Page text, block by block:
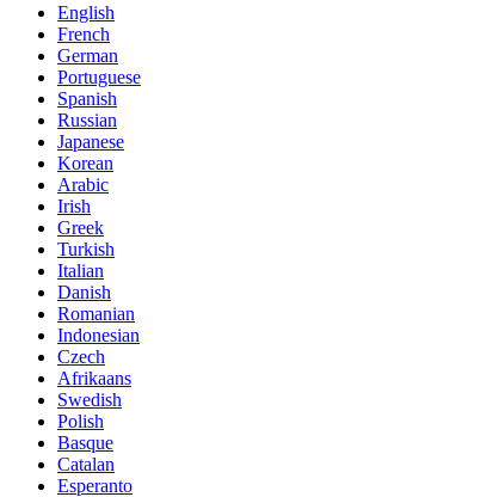
English
French
German
Portuguese
Spanish
Russian
Japanese
Korean
Arabic
Irish
Greek
Turkish
Italian
Danish
Romanian
Indonesian
Czech
Afrikaans
Swedish
Polish
Basque
Catalan
Esperanto